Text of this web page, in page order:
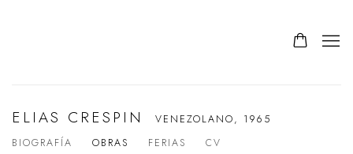
ELIAS CRESPIN VENEZOLANO, 1965
BIOGRAFÍA
OBRAS FERIAS CV